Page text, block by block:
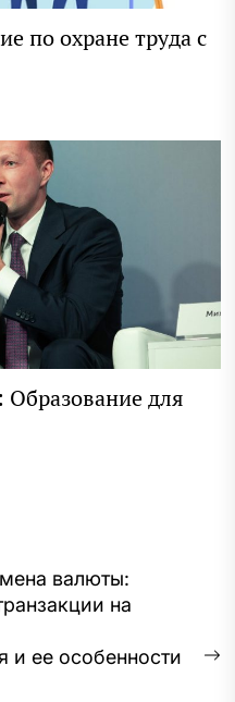
по охране труда с
Образование для
валюты:
на
и ее особенности